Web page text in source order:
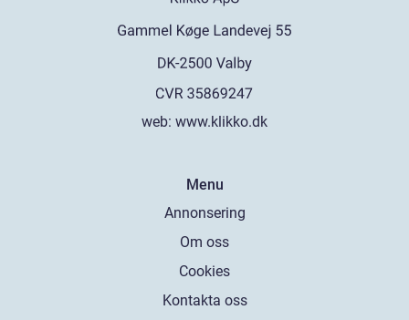
web: www.klikko.dk
Menu
Annonsering
Om oss
Cookies
Kontakta oss